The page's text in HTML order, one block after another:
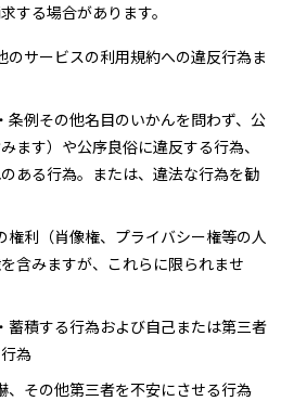
する場合があります。
サービスの利用規約への違反行為ま
条例その他名目のいかんを問わず、公
ます）や公序良俗に違反する行為、
ある行為。または、違法な行為を勧
権利（肖像権、プライバシー権等の人
含みますが、これらに限られませ
蓄積する行為および自己または第三者
為
、その他第三者を不安にさせる行為